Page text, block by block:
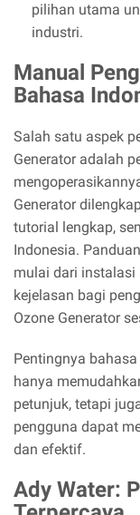
pilihan utama
industri.
Manual
Bahasa
Salah satu aspek
Generator adalah
Generator
tutorial lengkap,
Indonesia.
mulai dari instalasi
kejelasan bagi
Ozone Generator
Pentingnya
hanya
petunjuk, tetapi
pengguna dapat
dan efektif.
Ady Water: